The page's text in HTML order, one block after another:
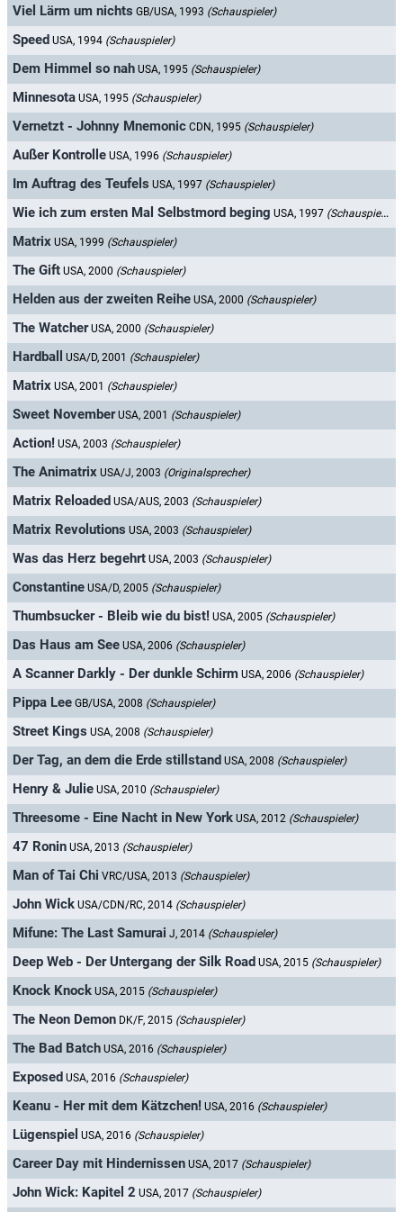
Viel Lärm um nichts GB/USA, 1993 (Schauspieler)
Speed USA, 1994 (Schauspieler)
Dem Himmel so nah USA, 1995 (Schauspieler)
Minnesota USA, 1995 (Schauspieler)
Vernetzt - Johnny Mnemonic CDN, 1995 (Schauspieler)
Außer Kontrolle USA, 1996 (Schauspieler)
Im Auftrag des Teufels USA, 1997 (Schauspieler)
Wie ich zum ersten Mal Selbstmord beging USA, 1997 (Schauspieler)
Matrix USA, 1999 (Schauspieler)
The Gift USA, 2000 (Schauspieler)
Helden aus der zweiten Reihe USA, 2000 (Schauspieler)
The Watcher USA, 2000 (Schauspieler)
Hardball USA/D, 2001 (Schauspieler)
Matrix USA, 2001 (Schauspieler)
Sweet November USA, 2001 (Schauspieler)
Action! USA, 2003 (Schauspieler)
The Animatrix USA/J, 2003 (Originalsprecher)
Matrix Reloaded USA/AUS, 2003 (Schauspieler)
Matrix Revolutions USA, 2003 (Schauspieler)
Was das Herz begehrt USA, 2003 (Schauspieler)
Constantine USA/D, 2005 (Schauspieler)
Thumbsucker - Bleib wie du bist! USA, 2005 (Schauspieler)
Das Haus am See USA, 2006 (Schauspieler)
A Scanner Darkly - Der dunkle Schirm USA, 2006 (Schauspieler)
Pippa Lee GB/USA, 2008 (Schauspieler)
Street Kings USA, 2008 (Schauspieler)
Der Tag, an dem die Erde stillstand USA, 2008 (Schauspieler)
Henry & Julie USA, 2010 (Schauspieler)
Threesome - Eine Nacht in New York USA, 2012 (Schauspieler)
47 Ronin USA, 2013 (Schauspieler)
Man of Tai Chi VRC/USA, 2013 (Schauspieler)
John Wick USA/CDN/RC, 2014 (Schauspieler)
Mifune: The Last Samurai J, 2014 (Schauspieler)
Deep Web - Der Untergang der Silk Road USA, 2015 (Schauspieler)
Knock Knock USA, 2015 (Schauspieler)
The Neon Demon DK/F, 2015 (Schauspieler)
The Bad Batch USA, 2016 (Schauspieler)
Exposed USA, 2016 (Schauspieler)
Keanu - Her mit dem Kätzchen! USA, 2016 (Schauspieler)
Lügenspiel USA, 2016 (Schauspieler)
Career Day mit Hindernissen USA, 2017 (Schauspieler)
John Wick: Kapitel 2 USA, 2017 (Schauspieler)